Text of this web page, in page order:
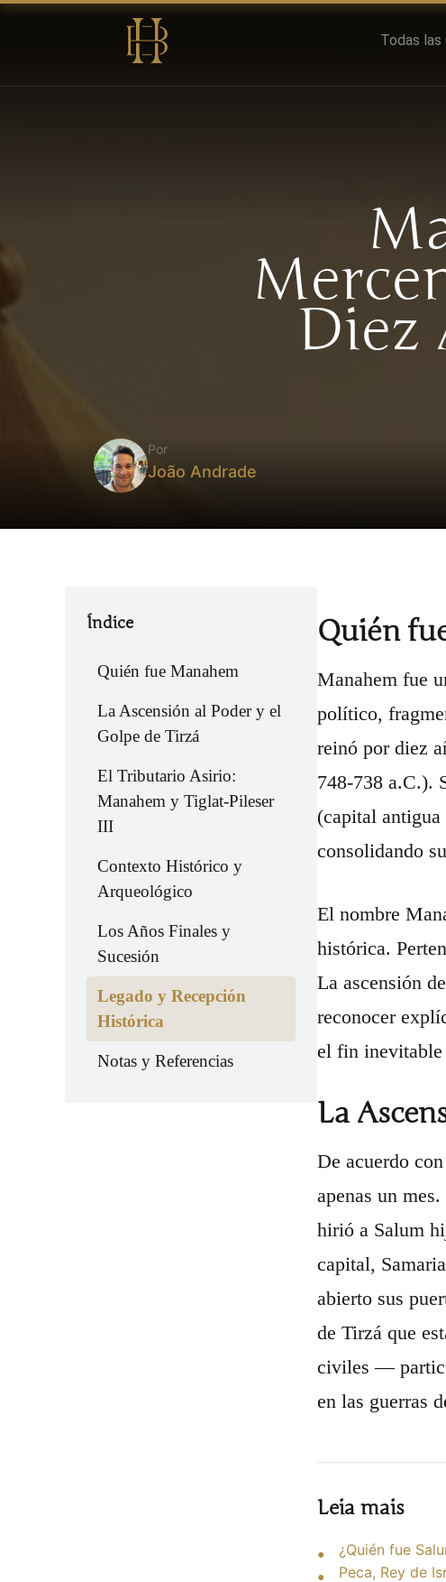
Todas las
Diez
Por
João Andrade
Índice
Quién fue Manahem
La Ascensión al Poder y el
Golpe de Tirzá
El Tributario Asirio:
Manahem y Tiglat-Pileser
III
Contexto Histórico y
Arqueológico
Los Años Finales y
Sucesión
Legado y Recepción
Histórica
Notas y Referencias
Quién
Manahem fue
político,
reinó por diez
748-738 a.C.).
(capital
consolidando
El nombre
histórica.
La ascensión
reconocer
el fin inevitable
La
De acuerdo
apenas un
hirió a Salum
capital,
abierto sus
de Tirzá que
civiles —
en las guerras
Leia mais
¿Quién fue
Peca, Rey de